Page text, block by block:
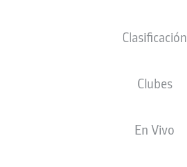
Clasificación
Clubes
En Vivo